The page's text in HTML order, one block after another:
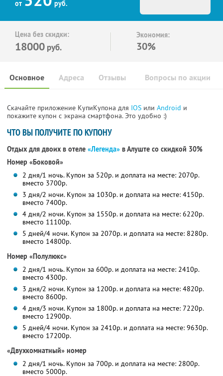
от руб.
Цена без скидки:
18000 руб.
Экономия:
30%
Основное Отзывы Вопросы по акции
Адреса
Скачайте приложение КупиКупона для IOS или Android и
покажите купон с экрана смартфона. Это удобно :)
ЧТО ВЫ ПОЛУЧИТЕ ПО КУПОНУ
Отдых для двоих в отеле «Легенда» в Алуште со скидкой 30%
Номер «Боковой»
2 дня/1 ночь. Купон за 520р. и доплата на месте: 2070р.
вместо 3700р.
3 дня/2 ночи. Купон за 1030р. и доплата на месте: 4150р.
вместо 7400р.
4 дня/2 ночи. Купон за 1550р. и доплата на месте: 6220р.
вместо 11100р.
5 дней/4 ночи. Купон за 2070р. и доплата на месте: 8280р.
вместо 14800р.
Номер «Полулюкс»
2 дня/1 ночь. Купон за 600р. и доплата на месте: 2410р.
вместо 4300р.
3 дня/2 ночи. Купон за 1200р. и доплата на месте: 4820р.
вместо 8600р.
4 дня/3 ночи. Купон за 1800р. и доплата на месте: 7220р.
вместо 12900р.
5 дней/4 ночи. Купон за 2410р. и доплата на месте: 9630р.
вместо 17200р.
«Двухкомнатный» номер
2 дня/1 ночь. Купон за 700р. и доплата на месте: 2800р.
вместо 5000р.